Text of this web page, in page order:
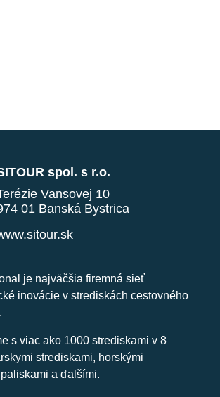
spol. s r.o.
Vansovej 10
01 Banská Bystrica
je najväčšia firemná sieť
inovácie v strediskách cestovného
s viac ako 1000 strediskami v 8
strediskami, horskými
a ďalšími.